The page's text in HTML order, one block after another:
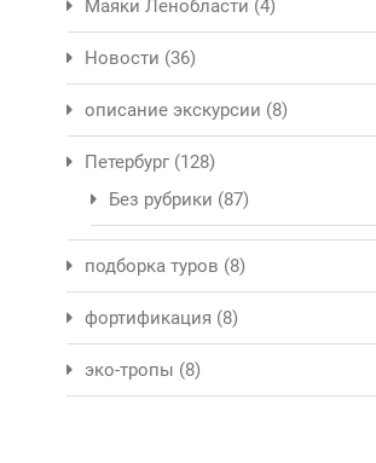
Маяки Ленобласти (4)
Новости (36)
описание экскурсии (8)
Петербург (128)
Без рубрики (87)
подборка туров (8)
фортификация (8)
эко-тропы (8)